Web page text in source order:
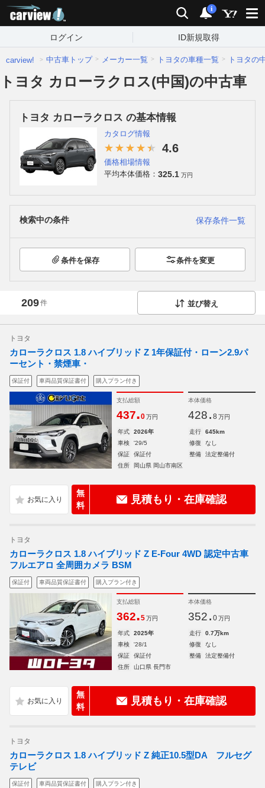
検索 通知
i
ログイン ID新規取得
carview! 中古車トップ メーカー一覧 トヨタの車種一覧 トヨタの
トヨタ カローラクロス(中国)の中古車
トヨタ カローラクロス の基本情報
カタログ情報
4.6
価格相場情報
平均本体価格： 325.1 万円
検索中の条件 保存条件一覧
条件を保存 条件を変更
209件 並び替え
トヨタ
カローラクロス 1.8 ハイブリッド Z 1年保証付・ローン2.9パ
ーセント・禁煙車・
保証付 車両品質保証書付 購入プラン付き
支払総額
437.0 万円
本体価格
428. 8 万円
年式 2026年 走行
645km
車検
'29/5 修復
なし
保証
保証付 整備
法定整備付
住所
岡山県 岡山市南区
無
料
見積もり・在庫確認
トヨタ
カローラクロス 1.8 ハイブリッド Z E-Four 4WD 認定中古車
フルエアロ 全周囲カメラ BSM
保証付 車両品質保証書付 購入プラン付き
支払総額
362.5 万円
本体価格
352. 0 万円
年式 2025年 走行
0.7万km
車検
'28/1 修復
なし
保証
保証付 整備
法定整備付
住所
山口県 長門市
無
料
見積もり・在庫確認
トヨタ
カローラクロス 1.8 ハイブリッド Z 純正10.5型DA フルセグ
テレビ
保証付 車両品質保証書付 購入プラン付き